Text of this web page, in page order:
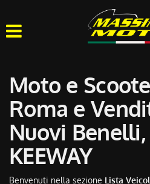
LISTA VEICOLI
OFFICINA
ACQUISTIAMO USATO
Moto e
Roma e
Nuovi Benelli,
KEEWAY
Benvenuti nella sezione Lista